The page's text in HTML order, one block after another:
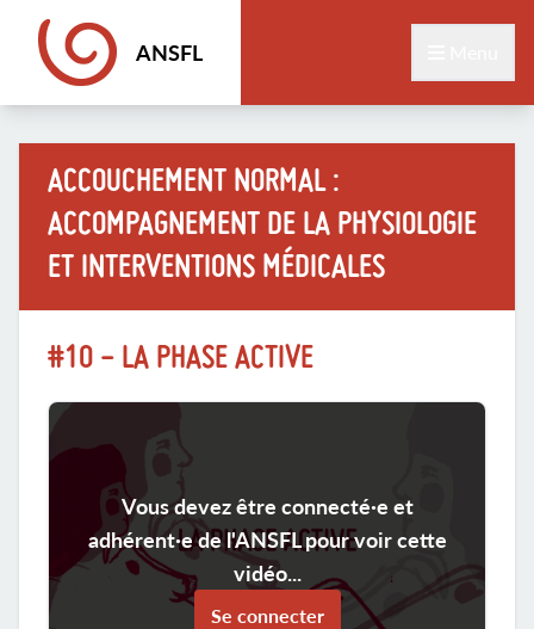
ANSFL
ACCOUCHEMENT NORMAL :
ACCOMPAGNEMENT DE LA PHYSIOLOGIE
ET INTERVENTIONS MÉDICALES
#10 - LA PHASE ACTIVE
Vous devez être connecté·e et
adhérent·e de l'ANSFL pour voir cette
vidéo...
Se connecter